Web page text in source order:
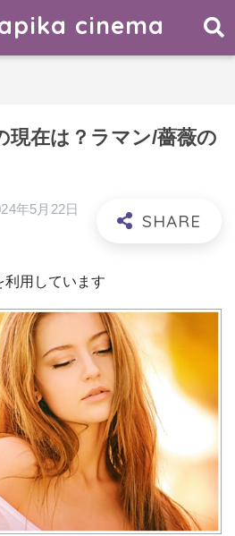
cinema
現在は？ラマン/薔薇の
年5月22日
用しています